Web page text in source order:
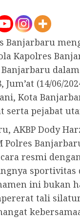
Banjarbaru
Kapolres
Jum’at (14/06/
Kota
serta pejabat
AKBP Dody
Polres
resmi
sportivitas
ini bukan
tali